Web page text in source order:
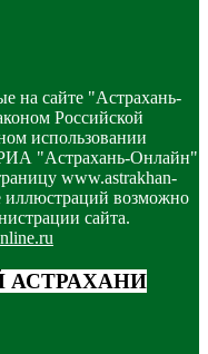
на сайте "Астрахань-
Российской
использовании
"Астрахань-Онлайн"
www.astrakhan-
иллюстраций возможно
сайта.